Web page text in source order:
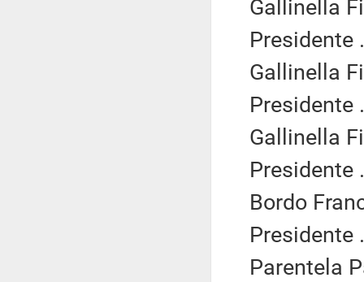
Gallinella
Presidente
Gallinella
Presidente
Gallinella
Presidente
Bordo
Presidente
Parentela